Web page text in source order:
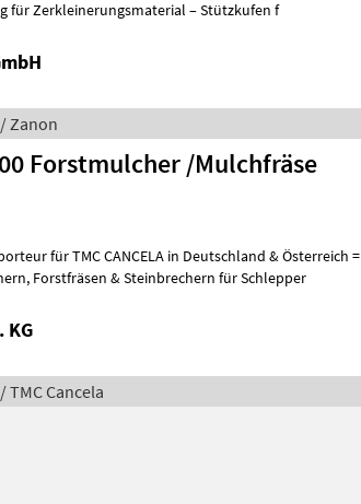
für Zerkleinerungsmaterial – Stützkufen f
Zanon
Forstmulcher /Mulchfräse
für TMC CANCELA in Deutschland & Österreich =
Große Auswahl an TMC Forstmulchern, Forstfräsen & Steinbrechern für Schlepper
KG
Cancela